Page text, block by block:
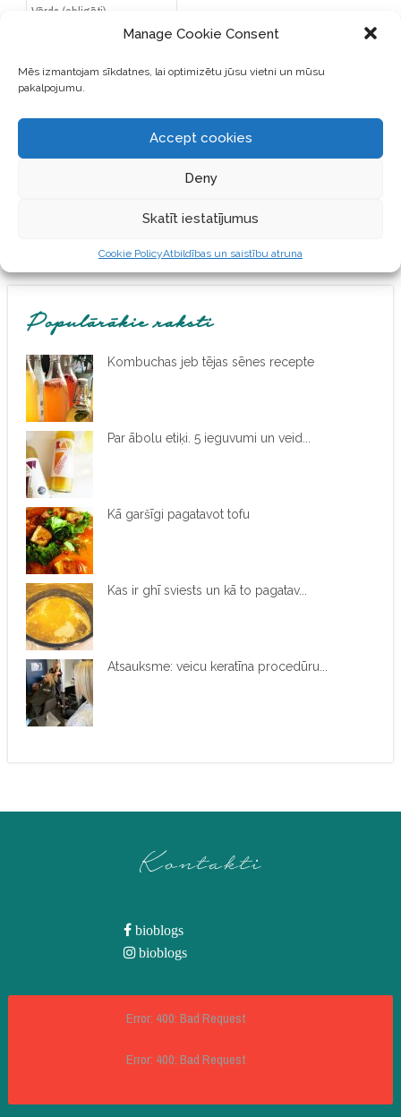
Manage Cookie Consent
Mēs izmantojam sīkdatnes, lai optimizētu jūsu vietni un mūsu
pakalpojumu.
Accept cookies
Deny
Skatīt iestatījumus
Cookie PolicyAtbildības un saistību atruna
E-PASTA ADRESI UN VIETNI
ŠAJĀ PĀRLŪKPROGRAMMĀ
NĀKAMAJAI REIZEI, KAD
Populārākie raksti
Kombuchas jeb tējas sēnes recepte
Par ābolu etiķi. 5 ieguvumi un veid...
Kā garšīgi pagatavot tofu
Kas ir ghī sviests un kā to pagatav...
Atsauksme: veicu keratīna procedūru...
Kontakti
bioblogs
bioblogs
Error: 400: Bad Request
Error: 400: Bad Request